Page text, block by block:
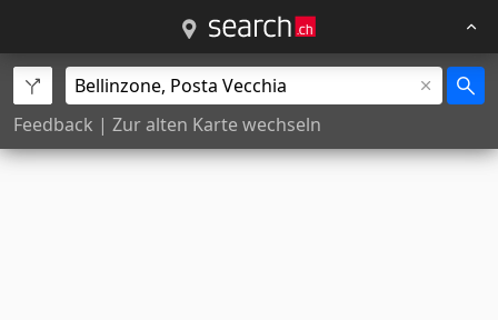
Feedback | Zur alten Karte wechseln